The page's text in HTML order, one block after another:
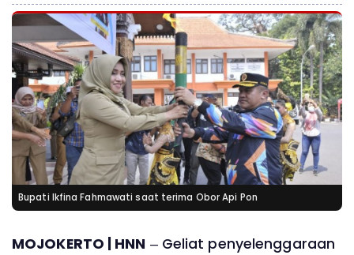
Bupati Ikfina Fahmawati saat terima Obor Api Pon
MOJOKERTO | HNN – Geliat penyelenggaraan